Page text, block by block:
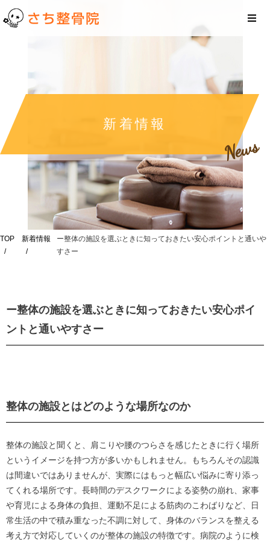
新着情報
News
TOP 新着情報
ー整体の施設を選ぶときに知っておきたい安心ポイントと通いや
すさー
ー整体の施設を選ぶときに知っておきたい安心ポイ
ントと通いやすさー
整体の施設とはどのような場所なのか
整体の施設と聞くと、肩こりや腰のつらさを感じたときに行く場所
というイメージを持つ方が多いかもしれません。もちろんその認識
は間違いではありませんが、実際にはもっと幅広い悩みに寄り添っ
てくれる場所です。長時間のデスクワークによる姿勢の崩れ、家事
や育児による身体の負担、運動不足による筋肉のこわばりなど、日
常生活の中で積み重なった不調に対して、身体のバランスを整える
考え方で対応していくのが整体の施設の特徴です。病院のように検